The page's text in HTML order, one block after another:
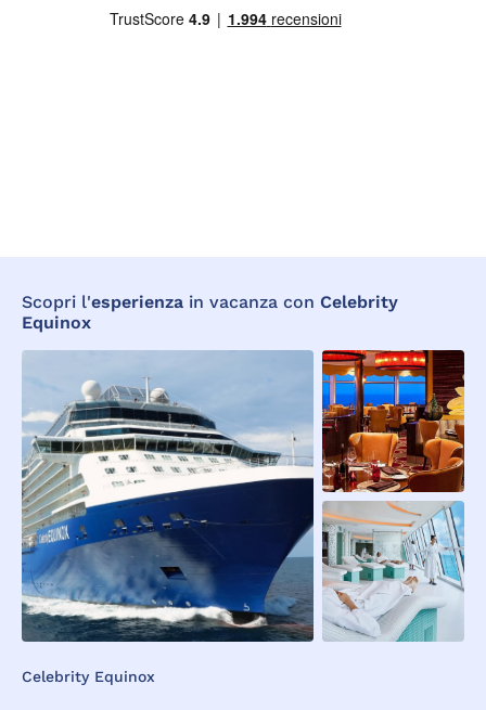
Scopri l'esperienza in vacanza con Celebrity
Equinox
Celebrity Equinox